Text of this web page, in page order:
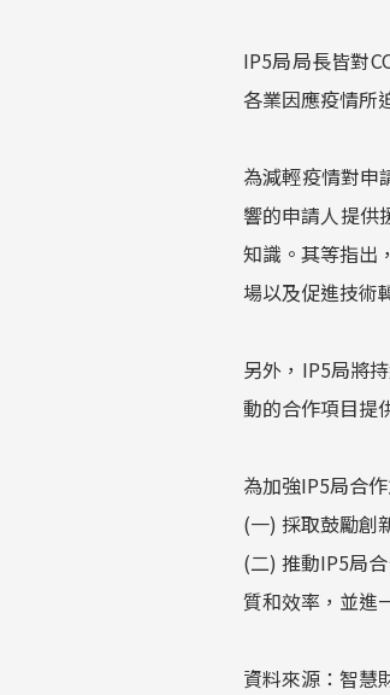
IP5局局長皆對
各業因應疫情所
為減輕疫情對申
響的申請人提供
知識。其等指出
場以及促進技術
另外，IP5局將
動的合作項目提
為加強IP5局合
(一) 採取鼓勵創
(二) 推動IP5局
質和效率，並進
資料來源：智慧